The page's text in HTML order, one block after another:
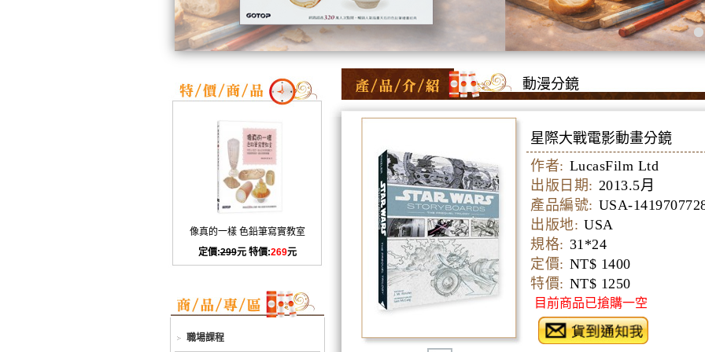
像真的一樣 色鉛筆寫實教室
定價:299元 特價:269元
職場課程
動漫分鏡
星際大戰電影動畫分鏡
作者: LucasFilm Ltd
出版日期: 2013.5月
產品編號: USA-
出版地: USA
規格: 31*24
定價: NT$ 1400
特價: NT$ 1250
目前商品已搶購一空